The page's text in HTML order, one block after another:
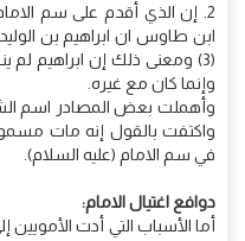
ابن طاوس ان ابراهيم بن
(3) ومعنى ذلك إن ابراهيم لم
وإنما كان مع غيره.
وأهملت بعض المصادر اسم
في سم الامام (عليه السلام).
دوافع اغتيال الامام:
أما الأسباب التي أدت الأمويين